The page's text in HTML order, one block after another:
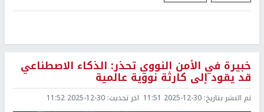
خبيرة في الأمن النووي تحذر: الذكاء الاصطناعي
قد يقود إلى كارثة نووية عالمية
تم النشر بتاريخ: 2025-12-30 11:51 اخر تحديث: 2025-12-30 11:52